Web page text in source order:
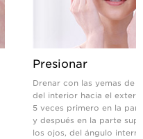
Presionar
Drenar con las yemas de
del interior hacia el
5 veces primero en la
y después en la parte
los ojos, del ángulo